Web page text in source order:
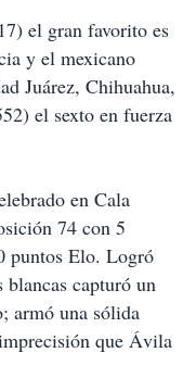
el gran favorito es
y el mexicano
Juárez, Chihuahua,
el sexto en fuerza
en Cala
74 con 5
puntos Elo. Logró
capturó un
armó una sólida
que Ávila